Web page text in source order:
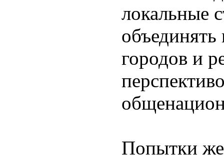
локальные
объединять
городов и
Попытки же